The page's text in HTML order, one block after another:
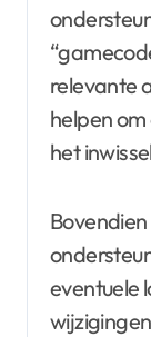
relevante
helpen
het
eventuele